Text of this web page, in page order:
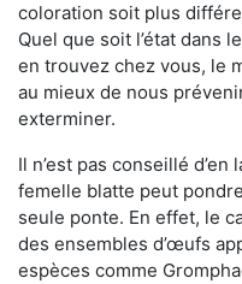
coloration soit plus
Quel que soit l’état dans
en trouvez chez vous, le
au mieux de nous
exterminer.
Il n’est pas conseillé
femelle blatte peut
seule ponte. En effet, le
des ensembles d’œufs
espèces comme